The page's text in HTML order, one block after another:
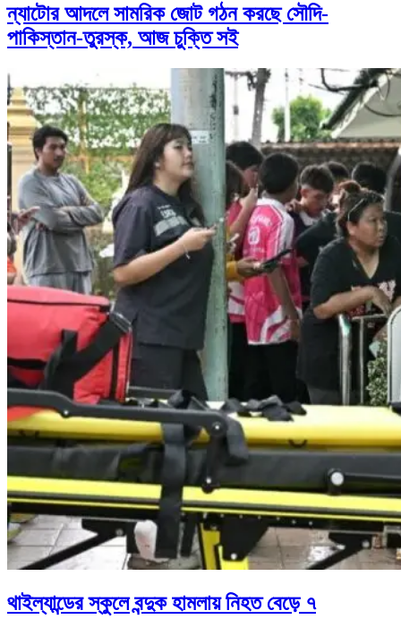
ন্যাটোর আদলে সামরিক জোট গঠন করছে সৌদি-
পাকিস্তান-তুরস্ক, আজ চুক্তি সই
থাইল্যান্ডের স্কুলে বন্দুক হামলায় নিহত বেড়ে ৭